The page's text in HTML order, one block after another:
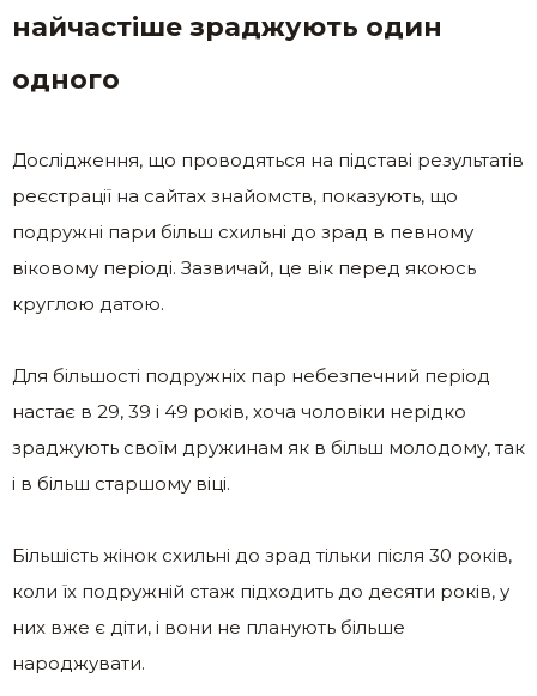
найчастіше зраджують один
одного
Дослідження, що проводяться на підставі результатів
реєстрації на сайтах знайомств, показують, що
подружні пари більш схильні до зрад в певному
віковому періоді. Зазвичай, це вік перед якоюсь
круглою датою.
Для більшості подружніх пар небезпечний період
настає в 29, 39 і 49 років, хоча чоловіки нерідко
зраджують своїм дружинам як в більш молодому, так
і в більш старшому віці.
Більшість жінок схильні до зрад тільки після 30 років,
коли їх подружній стаж підходить до десяти років, у
них вже є діти, і вони не планують більше
народжувати.